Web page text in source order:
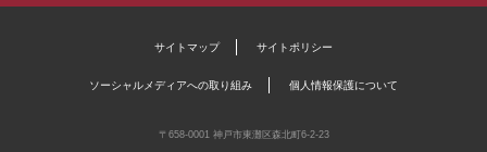
サイトマップ サイトポリシー
ソーシャルメディアへの取り組み 個人情報保護について
〒658-0001 神戸市東灘区森北町6-2-23